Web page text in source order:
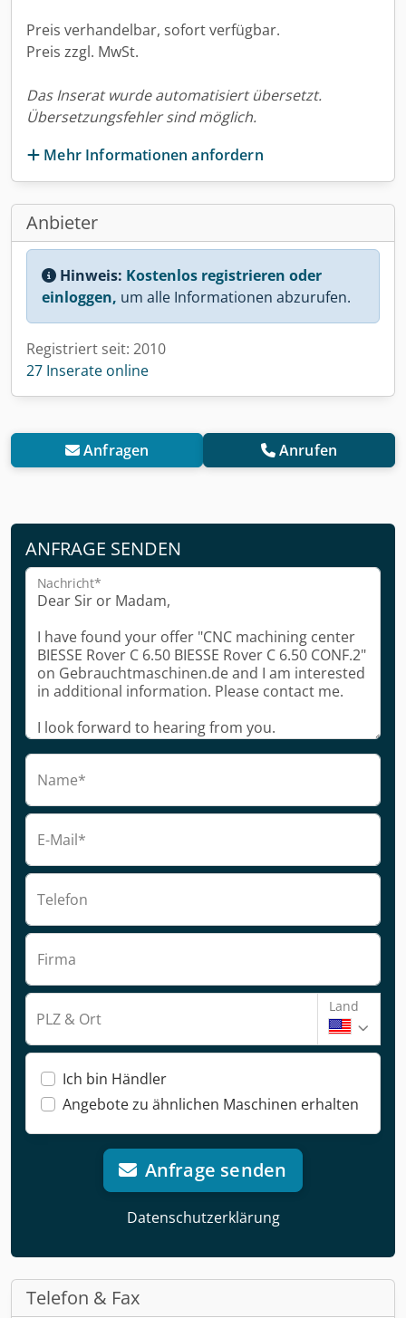
Preis verhandelbar, sofort verfügbar.
Preis zzgl. MwSt.
Das Inserat wurde automatisiert übersetzt.
Übersetzungsfehler sind möglich.
Mehr Informationen anfordern
Anbieter
Hinweis: Kostenlos registrieren oder
einloggen, um alle Informationen abzurufen.
Registriert seit: 2010
27 Inserate online
Anfragen Anrufen
ANFRAGE SENDEN
Nachricht*
Name*
E-Mail*
Telefon
Firma
PLZ & Ort
Land
Ich bin Händler
Angebote zu ähnlichen Maschinen erhalten
Anfrage senden
Datenschutzerklärung
Telefon & Fax